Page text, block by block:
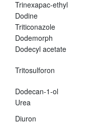
Trinexapac-ethyl
Dodine
Triticonazole
Dodemorph
Dodecyl acetate
Tritosulforon
Dodecan-1-ol
Urea
Diuron